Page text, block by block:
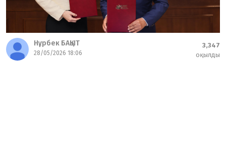
Нұрбек БАҚЫТ
28/05/2026 18:06
3,347
оқылды